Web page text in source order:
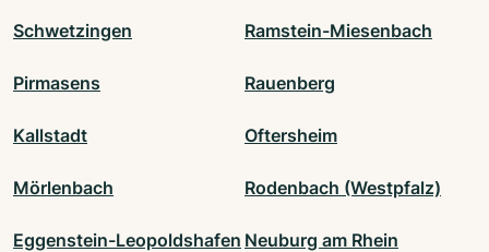
Schwetzingen Ramstein-Miesenbach
Pirmasens Rauenberg
Kallstadt Oftersheim
Mörlenbach Rodenbach (Westpfalz)
Eggenstein-Leopoldshafen Neuburg am Rhein